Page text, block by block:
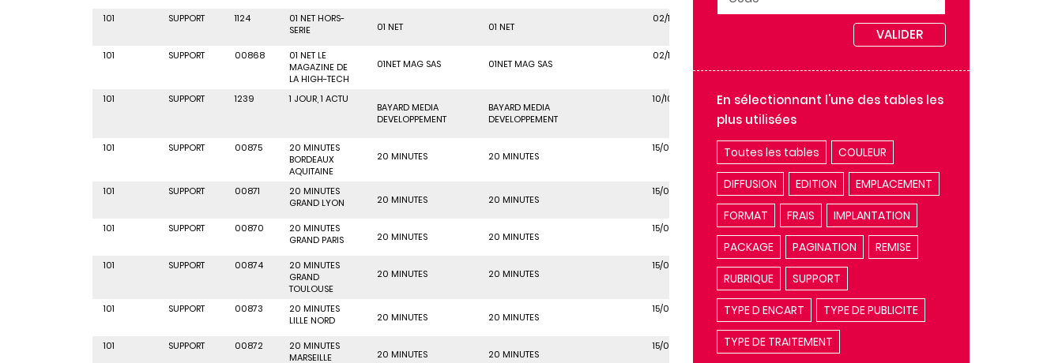
101 SUPPORT 1124
01 NET HORS-
SERIE
01 NET 01 NET
02/10/2020
101 SUPPORT 00868
01 NET LE
MAGAZINE DE
LA HIGH-TECH
01NET MAG SAS 01NET MAG SAS
02/10/2020
101 SUPPORT 1239 1 JOUR, 1 ACTU
BAYARD MEDIA
DEVELOPPEMENT
BAYARD MEDIA
DEVELOPPEMENT
10/10/2022
101 SUPPORT 00875
20 MINUTES
BORDEAUX
AQUITAINE
20 MINUTES 20 MINUTES
15/06/2018
101 SUPPORT 00871
20 MINUTES
GRAND LYON
20 MINUTES 20 MINUTES
15/06/2018
101 SUPPORT 00870
20 MINUTES
GRAND PARIS
20 MINUTES 20 MINUTES
15/06/2018
101 SUPPORT 00874
20 MINUTES
GRAND
TOULOUSE
20 MINUTES 20 MINUTES
15/06/2018
101 SUPPORT 00873
20 MINUTES
LILLE NORD
20 MINUTES 20 MINUTES
15/06/2018
101 SUPPORT 00872
20 MINUTES
MARSEILLE
20 MINUTES 20 MINUTES
15/06/2018
VALIDER
En sélectionnant l'une des tables les
plus utilisées
Toutes les tables
COULEUR
DIFFUSION
EDITION
EMPLACEMENT
FORMAT
FRAIS
IMPLANTATION
PACKAGE
PAGINATION
REMISE
RUBRIQUE
SUPPORT
TYPE D ENCART
TYPE DE PUBLICITE
TYPE DE TRAITEMENT